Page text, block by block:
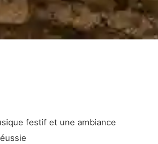
festif et une ambiance